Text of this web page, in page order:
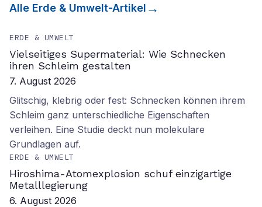
Alle Erde & Umwelt-Artikel
ERDE & UMWELT
Vielseitiges Supermaterial: Wie Schnecken
ihren Schleim gestalten
7. August 2026
Glitschig, klebrig oder fest: Schnecken können ihrem
Schleim ganz unterschiedliche Eigenschaften
verleihen. Eine Studie deckt nun molekulare
Grundlagen auf.
ERDE & UMWELT
Hiroshima-Atomexplosion schuf einzigartige
Metalllegierung
6. August 2026